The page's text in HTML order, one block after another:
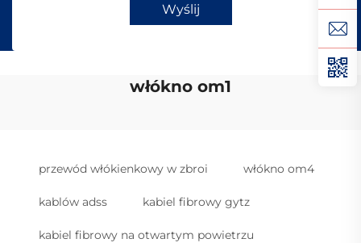
Wyślij
włókno om1
przewód włókienkowy w zbroi włókno om4
kablów adss kabiel fibrowy gytz
kabiel fibrowy na otwartym powietrzu